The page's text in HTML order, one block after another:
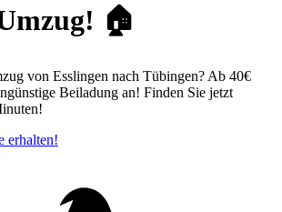
🏠
von Esslingen nach Tübingen? Ab 40€
Beiladung an! Finden Sie jetzt
erhalten!